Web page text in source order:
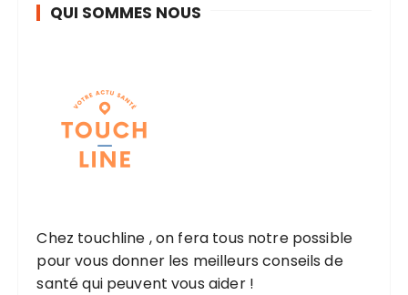
QUI SOMMES NOUS
Chez touchline , on fera tous notre possible
pour vous donner les meilleurs conseils de
santé qui peuvent vous aider !